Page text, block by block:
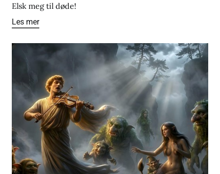
Elsk meg til døde!
Les mer